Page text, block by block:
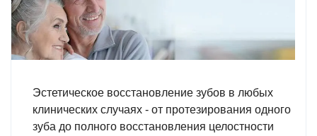
Эстетическое восстановление зубов в любых
клинических случаях - от протезирования одного
зуба до полного восстановления целостности